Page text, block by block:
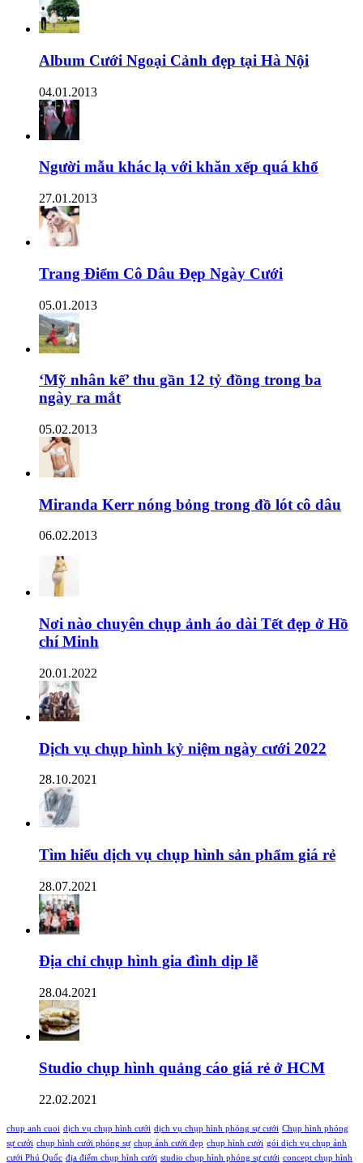
Album Cưới Ngoại Cảnh đẹp tại Hà Nội
04.01.2013
Người mẫu khác lạ với khăn xếp quá khổ
27.01.2013
Trang Điểm Cô Dâu Đẹp Ngày Cưới
05.01.2013
‘Mỹ nhân kế’ thu gần 12 tỷ đồng trong ba
ngày ra mắt
05.02.2013
Miranda Kerr nóng bỏng trong đồ lót cô dâu
06.02.2013
Nơi nào chuyên chụp ảnh áo dài Tết đẹp ở Hồ
chí Minh
20.01.2022
Dịch vụ chụp hình kỷ niệm ngày cưới 2022
28.10.2021
Tìm hiểu dịch vụ chụp hình sản phẩm giá rẻ
28.07.2021
Địa chỉ chụp hình gia đình dịp lễ
28.04.2021
Studio chụp hình quảng cáo giá rẻ ở HCM
22.02.2021
chup anh cuoi dịch vụ chụp hình cưới dịch vụ chụp hình phóng sự cưới Chụp hình phóng
sự cưới chụp hình cưới phóng sự chụp ảnh cưới đẹp chụp hình cưới gói dịch vụ chụp ảnh
cưới Phú Quốc địa điểm chụp hình cưới studio chụp hình phóng sự cưới concept chụp hình